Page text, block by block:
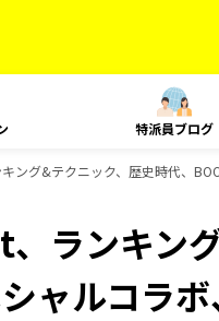
特派員ブログ
ング&テクニック、歴史時代、
ランキン
ャルコラ